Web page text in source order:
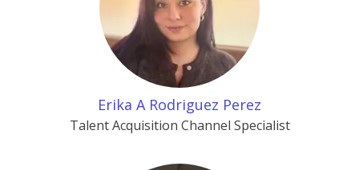
Erika A Rodriguez Perez
Talent Acquisition Channel Specialist